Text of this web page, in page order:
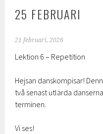
25 FEBRUARI
21 februari, 2026
Lektion 6 – Repetition
Hejsan danskompisar!
två senast utlärda
terminen.
Vi ses!